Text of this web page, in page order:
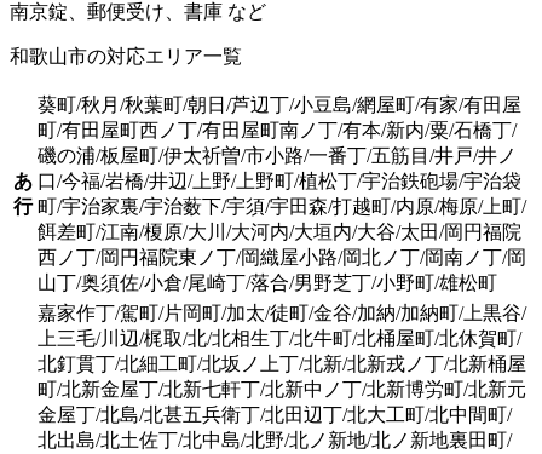
南京錠、郵便受け、書庫 など
和歌山市の対応エリア一覧
あ
行
葵町/秋月/秋葉町/朝日/芦辺丁/小豆島/網屋町/有家/有田屋
町/有田屋町西ノ丁/有田屋町南ノ丁/有本/新内/粟/石橋丁/
磯の浦/板屋町/伊太祈曽/市小路/一番丁/五筋目/井戸/井ノ
口/今福/岩橋/井辺/上野/上野町/植松丁/宇治鉄砲場/宇治袋
町/宇治家裏/宇治薮下/宇須/宇田森/打越町/内原/梅原/上町/
餌差町/江南/榎原/大川/大河内/大垣内/大谷/太田/岡円福院
西ノ丁/岡円福院東ノ丁/岡織屋小路/岡北ノ丁/岡南ノ丁/岡
山丁/奥須佐/小倉/尾崎丁/落合/男野芝丁/小野町/雄松町
嘉家作丁/駕町/片岡町/加太/徒町/金谷/加納/加納町/上黒谷/
上三毛/川辺/梶取/北/北相生丁/北牛町/北桶屋町/北休賀町/
北釘貫丁/北細工町/北坂ノ上丁/北新/北新戎ノ丁/北新桶屋
町/北新金屋丁/北新七軒丁/北新中ノ丁/北新博労町/北新元
金屋丁/北島/北甚五兵衛丁/北田辺丁/北大工町/北中間町/
北出島/北土佐丁/北中島/北野/北ノ新地/北ノ新地裏田町/